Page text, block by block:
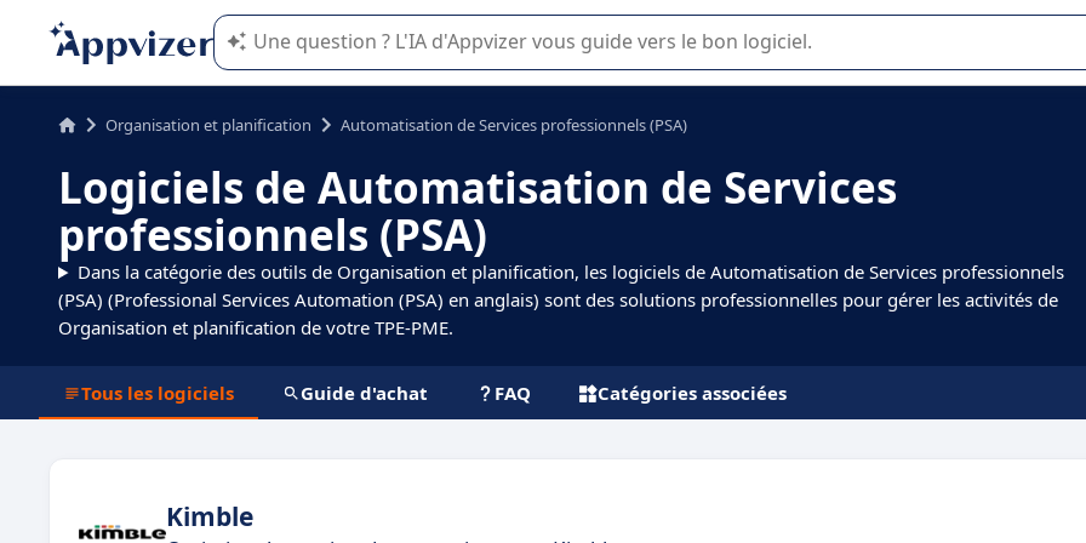
L'IA de Appvizer vous guide dans l'utilisation ou la sélection de logiciel SaaS en entreprise.
Organisation et planification Automatisation de Services professionnels (PSA)
Logiciels de Automatisation de Services
professionnels (PSA)
Dans la catégorie des outils de Organisation et planification, les logiciels de Automatisation de Services professionnels
(PSA) (Professional Services Automation (PSA) en anglais) sont des solutions professionnelles pour gérer les activités de
Organisation et planification de votre TPE-PME.
Tous les logiciels Guide d'achat FAQ Catégories associées
Kimble